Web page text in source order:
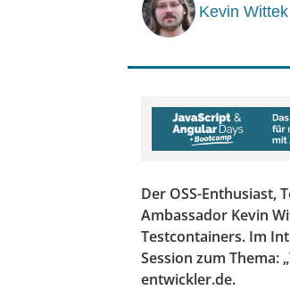
Kevin Wittek
Der OSS-Enthusiast,
Ambassador Kevin
Testcontainers. Im
Session zum Thema:
entwickler.de.